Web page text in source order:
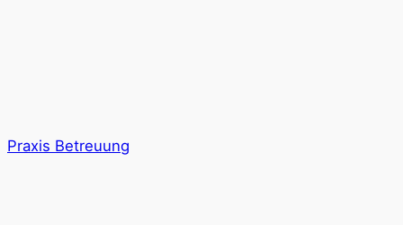
Praxis Betreuung